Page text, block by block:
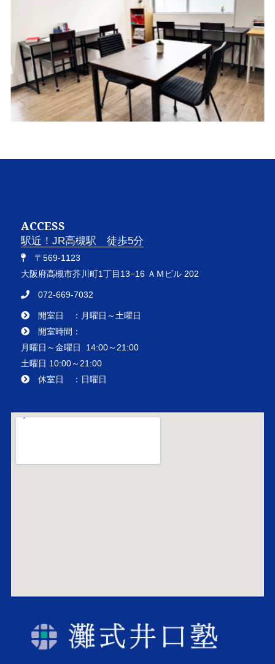
ACCESS
駅近！JR高槻駅 徒歩5分
〒569-1123
大阪府高槻市芥川町1丁目13−16 ＡＭビル 202
072-669-7032
開室日 ：月曜日～土曜日
開室時間：
月曜日～金曜日 14:00～21:00
土曜日 10:00～21:00
休室日 ：日曜日